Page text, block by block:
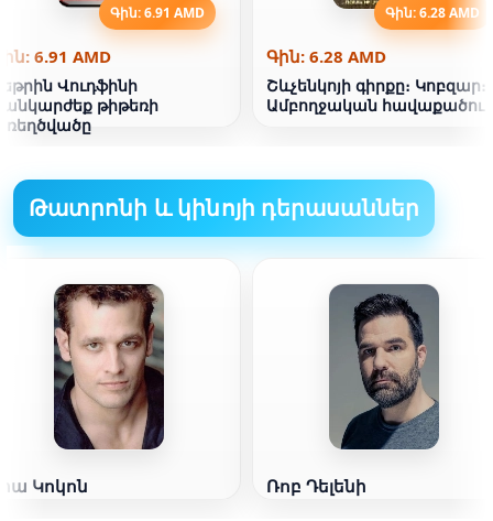
Գին: 6.91 AMD
6.91 AMD
Վուդֆինի
թիթեռի
Գին: 6.28 AMD
Գին: 6.28 AMD
Շևչենկոյի գիրքը։ Կոբզար։
Ամբողջական հավաքածու
Թատրոնի և կինոյի դերասաններ
Կոկոն Ռոբ Դելենի